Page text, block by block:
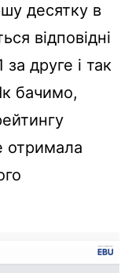
десятку в
відповідні
друге і так
бачимо,
отримала